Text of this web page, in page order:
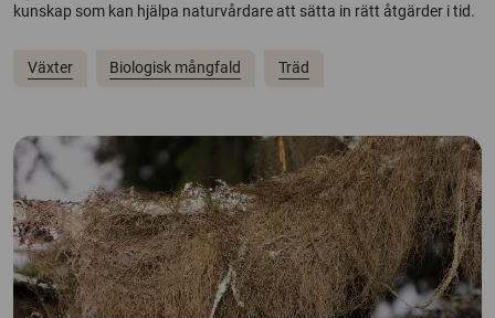
kunskap som kan hjälpa naturvårdare att sätta in rätt åtgärder i tid.
Växter Biologisk mångfald Träd